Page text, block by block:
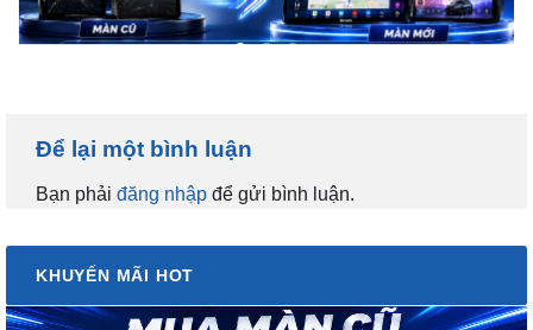
Để lại một bình luận
Bạn phải đăng nhập để gửi bình luận.
KHUYẾN MÃI HOT